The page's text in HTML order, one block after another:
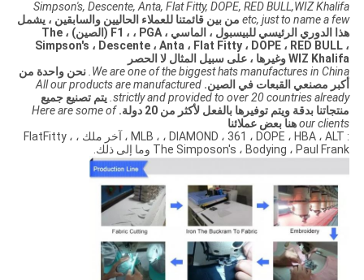
Simpson's, Descente, Anta, Flat Fitty, DOPE, RED BULL,WIZ Khalifa
etc, just to name a few من بين قائمتنا للعملاء الحاليين والسابقين ، يشمل
هذا الدوري الرئيسي للبيسبول ، الماسي ، F1 ، ، PGA (الصين) ، The
Simpson's ، Descente ، Anta ، Flat Fitty ، DOPE ، RED BULL ،
WIZ Khalifa وغيرها ، على سبيل المثال لا الحصر
We are one of the biggest hats manufactures in China. نحن واحدة من
أكبر مصنعي القبعات في الصين. All our products are manufactured
strictly and provided to over 20 countries already. يتم تصنيع جميع
منتجاتنا بدقة ويتم توفيرها بالفعل لأكثر من 20 دولة.
Here are some of
our clientsهنا بعض عملائنا
: MLB ، ، DIAMOND ، 361 ، DOPE ، HBA ، ALT ، آخر ملك ، FlatFitty ،
The Simposon's ، Bodying ، Paul Frank وما إلى ذلك.